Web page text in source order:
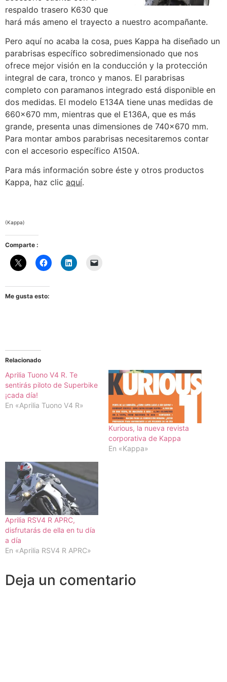
respaldo trasero K630 que
hará más ameno el trayecto a nuestro acompañante.
Pero aquí no acaba la cosa, pues Kappa ha diseñado un
parabrisas específico sobredimensionado que nos
ofrece mejor visión en la conducción y la protección
integral de cara, tronco y manos. El parabrisas
completo con paramanos integrado está disponible en
dos medidas. El modelo E134A tiene unas medidas de
660×670 mm, mientras que el E136A, que es más
grande, presenta unas dimensiones de 740×670 mm.
Para montar ambos parabrisas necesitaremos contar
con el accesorio específico A150A.
Para más información sobre éste y otros productos
Kappa, haz clic aquí.
(Kappa)
Comparte :
Me gusta esto:
Relacionado
Aprilia Tuono V4 R. Te
sentirás piloto de Superbike
¡cada día!
En «Aprilia Tuono V4 R»
Kurious, la nueva revista
corporativa de Kappa
En «Kappa»
Aprilia RSV4 R APRC,
disfrutarás de ella en tu día
a día
En «Aprilia RSV4 R APRC»
Deja un comentario